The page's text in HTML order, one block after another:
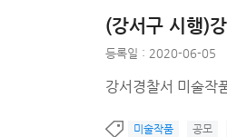
(강서구 시행)
등록일 : 2020-06-05
강서경찰서 미술작
미술작품 공모